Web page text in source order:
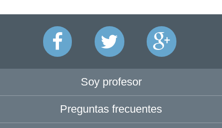
Soy profesor
Preguntas frecuentes